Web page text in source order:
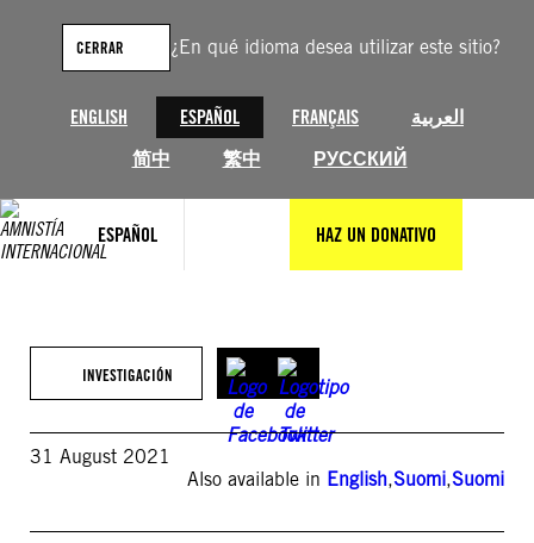
¿En qué idioma desea utilizar este sitio?
ENGLISH ESPAÑOL FRANÇAIS
العربية
简中
繁中 РУССКИЙ
CERRAR
ESPAÑOL HAZ UN DONATIVO
contenido
INVESTIGACIÓN
31 August 2021
Also available in English,Suomi,Suomi